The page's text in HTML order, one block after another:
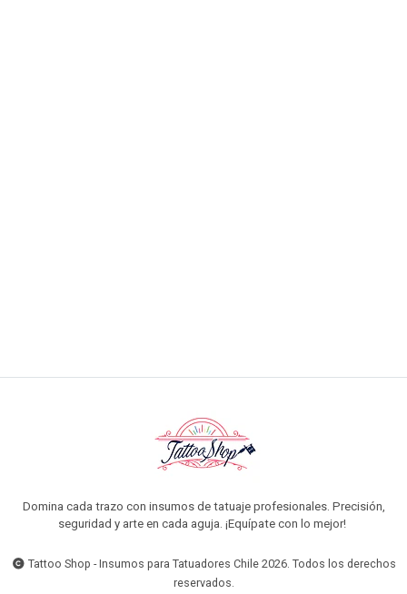
Domina cada trazo con insumos de tatuaje profesionales. Precisión,
seguridad y arte en cada aguja. ¡Equípate con lo mejor!
Tattoo Shop - Insumos para Tatuadores Chile 2026. Todos los derechos
reservados.